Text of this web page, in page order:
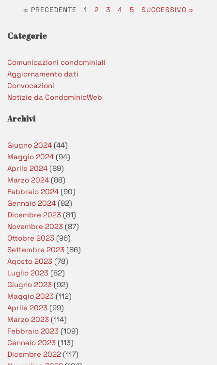
« PRECEDENTE 1 2 3 4 5 SUCCESSIVO »
Categorie
Comunicazioni condominiali
Aggiornamento dati
Convocazioni
Notizie da CondominioWeb
Archivi
Giugno 2024 (44)
Maggio 2024 (94)
Aprile 2024 (89)
Marzo 2024 (88)
Febbraio 2024 (90)
Gennaio 2024 (92)
Dicembre 2023 (81)
Novembre 2023 (87)
Ottobre 2023 (96)
Settembre 2023 (86)
Agosto 2023 (78)
Luglio 2023 (82)
Giugno 2023 (92)
Maggio 2023 (112)
Aprile 2023 (99)
Marzo 2023 (114)
Febbraio 2023 (109)
Gennaio 2023 (113)
Dicembre 2022 (117)